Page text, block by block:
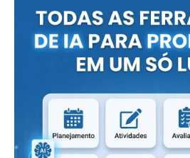
→Cartaz de Páscoa
→Decoração de Páscoa
O que fazer no primeiro dia
→Dicas Volta às Aulas